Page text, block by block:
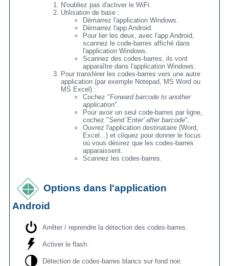
N'oubliez pas d'activer le WiFi.
Utilisation de base :
Démarrez l'application Windows.
Démarrez l'app Android.
Pour lier les deux, avec l'app Android,
scannez le code-barres affiché dans
l'application Windows.
Scannez des codes-barres, ils vont
apparaître dans l'application Windows.
Pour transférer les codes-barres vers une autre
application (par exemple Notepad, MS Word ou
MS Excel) :
Cochez "Forward barcode to another
application".
Pour avoir un seul code-barres par ligne,
cochez "Send 'Enter' after barcode".
Ouvrez l'application destinataire (Word,
Excel...) et cliquez pour donner le focus
où vous désirez que les codes-barres
apparaissent.
Scannez les codes-barres.
Options dans l'application
Android
Arrêter / reprendre la détection des codes-barres.
Activer le flash.
Détection de codes-barres blancs sur fond noir.